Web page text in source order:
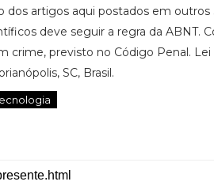
dos artigos aqui postados em outros
deve seguir a regra da ABNT.
previsto no Código Penal. Lei
SC, Brasil.